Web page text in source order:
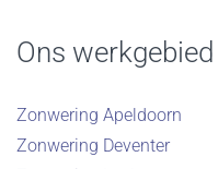
Ons werkgebied
Zonwering Apeldoorn
Zonwering Deventer